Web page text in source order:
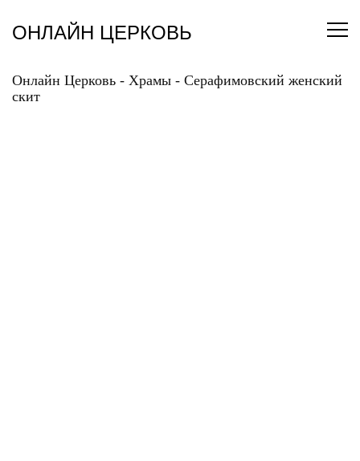
содержанию
ОНЛАЙН ЦЕРКОВЬ
Онлайн Церковь - Храмы - Серафимовский женский
скит